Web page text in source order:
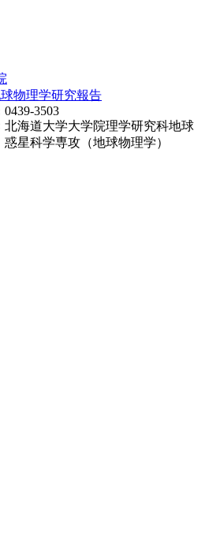
物理学研究報告
0439-3503
北海道大学大学院理学研究科地球
惑星科学専攻（地球物理学）